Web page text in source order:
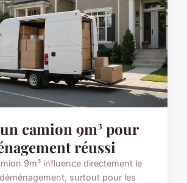
camion 9m³ pour
réussi
9m³ influence directement le
surtout pour les